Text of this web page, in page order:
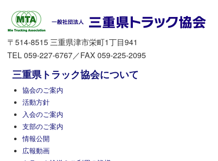
〒514-8515 三重県津市栄町1丁目941
TEL 059-227-6767／FAX 059-225-2095
三重県トラック協会について
協会のご案内
活動方針
入会のご案内
支部のご案内
情報公開
広報動画